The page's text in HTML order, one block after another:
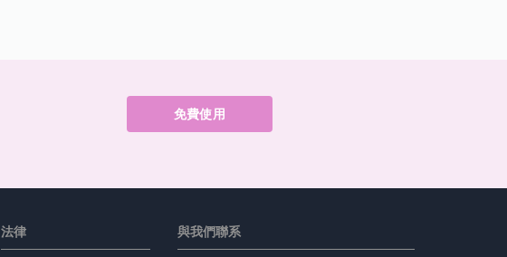
免費使用
法律 與我們聯系